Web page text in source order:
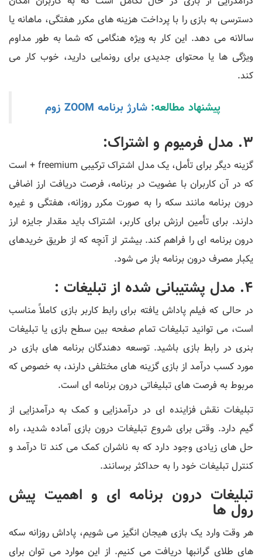
دسترسی به بازی را با پرداخت هزینه های مکرر هفتگی، ماهانه یا
سالانه می دهد. این کار به ویژه هنگامی که شما به طور مداوم
ویژگی ها یا محتوای جدیدی برای رونمایی دارید، خوب کار می
کند.
پیشنهاد مطالعه: شارژ برنامه ZOOM زوم
3. مدل فرمیوم و اشتراک:
گزینه دیگر برای تأمل، یک مدل اشتراک ترکیبی freemium + است
که در آن کاربران با عضویت در برنامه، فرصت دریافت ارز اضافی
درون برنامه مانند سکه را به صورت مکرر روزانه، هفتگی و غیره
دارند. برای تأمین ارزش برای کاربر، اشتراک باید مقدار جایزه ارز
درون برنامه ای را فراهم کند. بیشتر از آنچه که از طریق خریدهای
یکبار مصرف درون برنامه باز می شود.
4. مدل پشتیبانی شده از تبلیغات :
در حالی که فیلم پاداش یافته برای رابط کاربر بازی کاملاً مناسب
است، می توانید تبلیغات تمام صفحه بین سطح بازی یا تبلیغات
بنری در رابط بازی باشید. توسعه دهندگان برنامه های بازی در
مورد کسب درآمد از بازی گزینه های مختلفی دارند، به خصوص که
مربوط به فرصت های تبلیغاتی درون برنامه ای است.
تبلیغات نقش فزاینده ای در درآمدزایی و کمک به درآمدزایی از
گیم دارد. وقتی برای شروع تبلیغات درون بازی آماده شدید، راه
حل های زیادی وجود دارد که به ناشران کمک می کند تا درآمد و
کنترل تبلیغات خود را به حداکثر برسانند.
تبلیغات درون برنامه ای و اهمیت پیش
رول ها
هر وقت وارد یک بازی هیجان انگیز می شویم، پاداش روزانه سکه
های طلای گرانبها دریافت می کنیم. از این موارد می توان برای